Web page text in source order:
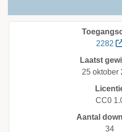
2282
Laatst
25 oktober
CC0
Aantal
34